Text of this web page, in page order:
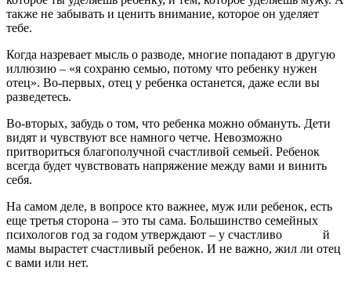
также не забывать и ценить внимание, которое он уделяет
тебе.
Когда назревает мысль о разводе, многие попадают в другую
иллюзию – «я сохраню семью, потому что ребенку нужен
отец». Во-первых, отец у ребенка останется, даже если вы
разведетесь.
Во-вторых, забудь о том, что ребенка можно обмануть. Дети
видят и чувствуют все намного четче. Невозможно
притвориться благополучной счастливой семьей. Ребенок
всегда будет чувствовать напряжение между вами и винить
себя.
На самом деле, в вопросе кто важнее, муж или ребенок, есть
еще третья сторона – это ты сама. Большинство семейных
психологов год за годом утверждают – у счастливо й
мамы вырастет счастливый ребенок. И не важно, жил ли отец
с вами или нет.